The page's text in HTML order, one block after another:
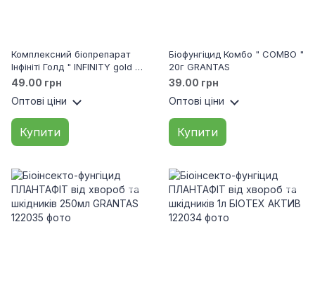
Комплексний біопрепарат
Інфініті Голд " INFINITY gold "
40г GRANTAS
49.00 грн
Оптові ціни
Купити
Біофунгіцид Комбо " COMBO "
20г GRANTAS
39.00 грн
Оптові ціни
Купити